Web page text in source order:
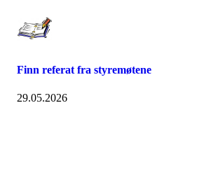
Finn referat fra styremøtene
29.05.2026